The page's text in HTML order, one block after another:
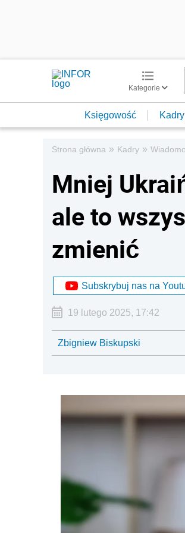
Kategorie
Księgowość Kadry
Strona główna » Kadry »
Mniej
ale to
zmienić
Subskrybuj nas na
19 lutego 2025, 17:42
Zbigniew Biskupski